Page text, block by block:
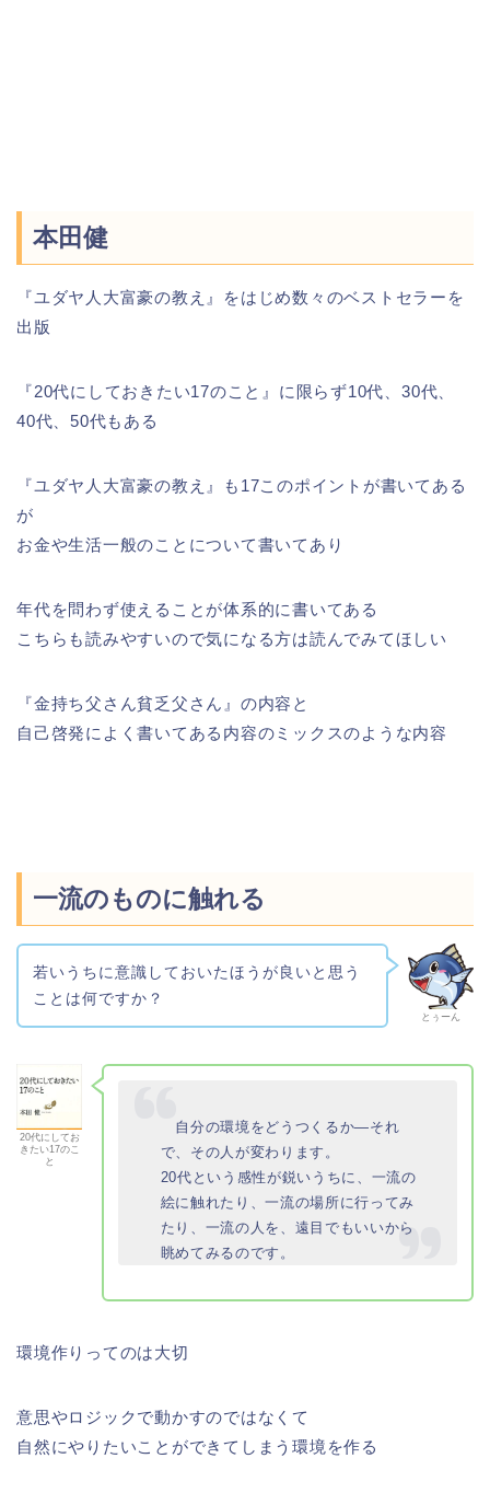
本田健
『ユダヤ人大富豪の教え』をはじめ数々のベストセラーを
出版
『20代にしておきたい17のこと』に限らず10代、30代、
40代、50代もある
『ユダヤ人大富豪の教え』も17このポイントが書いてある
が
お金や生活一般のことについて書いてあり
年代を問わず使えることが体系的に書いてある
こちらも読みやすいので気になる方は読んでみてほしい
『金持ち父さん貧乏父さん』の内容と
自己啓発によく書いてある内容のミックスのような内容
一流のものに触れる
とぅーん
若いうちに意識しておいたほうが良いと思う
ことは何ですか？
20代にしてお
きたい17のこ
と
自分の環境をどうつくるか―それ
で、その人が変わります。
20代という感性が鋭いうちに、一流の
絵に触れたり、一流の場所に行ってみ
たり、一流の人を、遠目でもいいから
眺めてみるのです。
環境作りってのは大切
意思やロジックで動かすのではなくて
自然にやりたいことができてしまう環境を作る